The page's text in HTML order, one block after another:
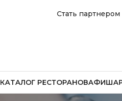
Стать партнером
КАТАЛОГ РЕСТОРАНОВАФИША